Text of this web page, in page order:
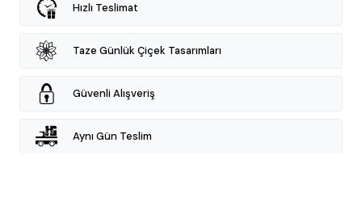
Hızlı Teslimat
Taze Günlük Çiçek Tasarımları
Güvenli Alışveriş
Aynı Gün Teslim